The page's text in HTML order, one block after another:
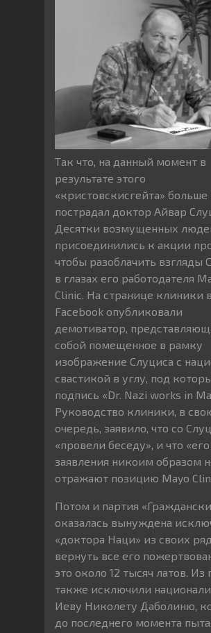
Так что, на данный момент в
результате этого
«кристовскисгейта» больше
пострадал доктор Айвар
Десятки возмущенных
присоединились к акции
чтобы разоблачить взгляды
в глазах его работодателя
Clinic. На странице клиники в
Facebook опубликовали
демотиватор,
собой помещенное в рамку
изображение Слуциса c
свастикой в углу, под
подпись «Dr. Nazi works in
Руководство клиники, в
очередь, заявило, что со
«провели беседу», и что «его
заявления никоим образом
отражают позицию Mayo
Потом и партия
оказалась вынуждена
«доктора Наци» из своих
вернуть все его
это около 12 тысяч латов. Из
также исключили
Иеву Николету Даболиню,
до последнего момента